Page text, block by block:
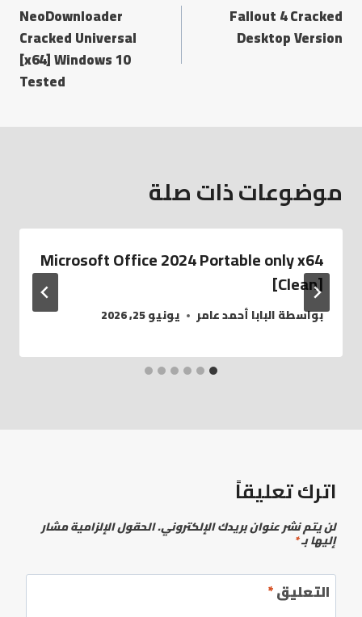
Fallout 4 Cracked
Desktop Version
NeoDownloader
Cracked Universal
[x64] Windows 10
Tested
موضوعات ذات صلة
Microsoft Office 2024 Portable only x64
[Clean]
بواسطةالبابا أحمد عامر يونيو 25, 2026
اترك تعليقاً
لن يتم نشر عنوان بريدك الإلكتروني.الحقول الإلزامية مشار
إليها بـ*
التعليق*